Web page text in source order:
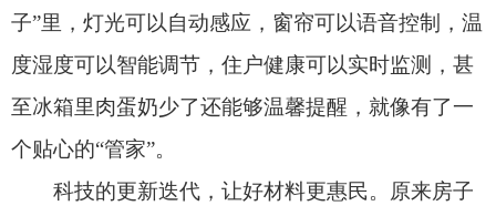
高抗腐蚀性和抗渗漏性的建筑材料能让建筑更长
寿。目前，光伏建筑玻璃、高性能隔声毡等一大批
“好建造”为建造高质量“好房子”奠定基础。施
工机器人系统能够将现场施工作业人员投入减少
60%。特制无人机能够以亚毫米级精度编制施工 数